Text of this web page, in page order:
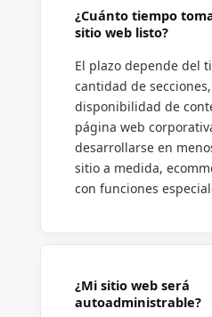
¿Cuánto tiempo
sitio web listo?
El plazo depende del
cantidad de
disponibilidad de
página web
desarrollarse en
sitio a medida,
con funciones
¿Mi sitio web será
autoadministrable?